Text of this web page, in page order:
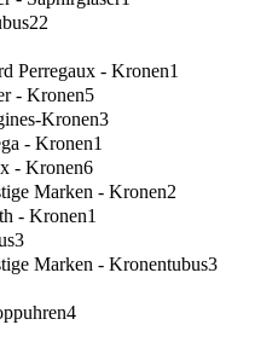
22
Perregaux - Kronen1
- Kronen5
Kronen3
- Kronen1
- Kronen6
Marken - Kronen2
- Kronen1
3
Marken - Kronentubus3
4